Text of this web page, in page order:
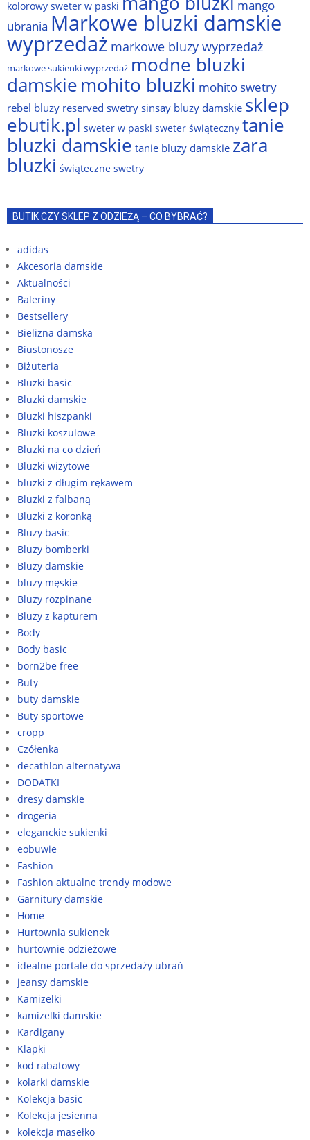
kolorowy sweter w paski
mango
ubrania Markowe bluzki damskie
wyprzedaż markowe bluzy wyprzedaż
markowe sukienki wyprzedaż modne bluzki
damskiemohito bluzki mohito swetry
rebel bluzy reserved swetrysinsay bluzy damskie sklep
ebutik.pl sweter w paski sweter świąteczny tanie
bluzki damskie tanie bluzy damskie zara
bluzki świąteczne swetry
BUTIK CZY SKLEP Z ODZIEŻĄ – CO BYBRAĆ?
adidas
Akcesoria damskie
Aktualności
Baleriny
Bestsellery
Bielizna damska
Biustonosze
Biżuteria
Bluzki basic
Bluzki damskie
Bluzki hiszpanki
Bluzki koszulowe
Bluzki na co dzień
Bluzki wizytowe
bluzki z długim rękawem
Bluzki z falbaną
Bluzki z koronką
Bluzy basic
Bluzy bomberki
Bluzy damskie
bluzy męskie
Bluzy rozpinane
Bluzy z kapturem
Body
Body basic
born2be free
Buty
buty damskie
Buty sportowe
cropp
Czółenka
decathlon alternatywa
DODATKI
dresy damskie
drogeria
eleganckie sukienki
eobuwie
Fashion
Fashion aktualne trendy modowe
Garnitury damskie
Home
Hurtownia sukienek
hurtownie odzieżowe
idealne portale do sprzedaży ubrań
jeansy damskie
Kamizelki
kamizelki damskie
Kardigany
Klapki
kod rabatowy
kolarki damskie
Kolekcja basic
Kolekcja jesienna
kolekcja masełko